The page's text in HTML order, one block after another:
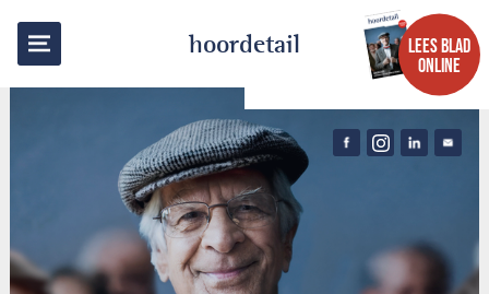
hoordetail
LEES BLAD
ONLINE